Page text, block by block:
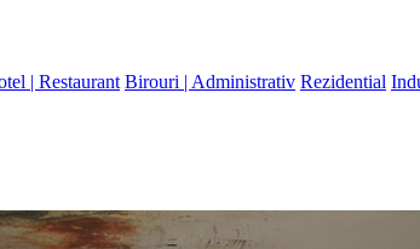
| Restaurant Birouri | Administrativ Rezidential